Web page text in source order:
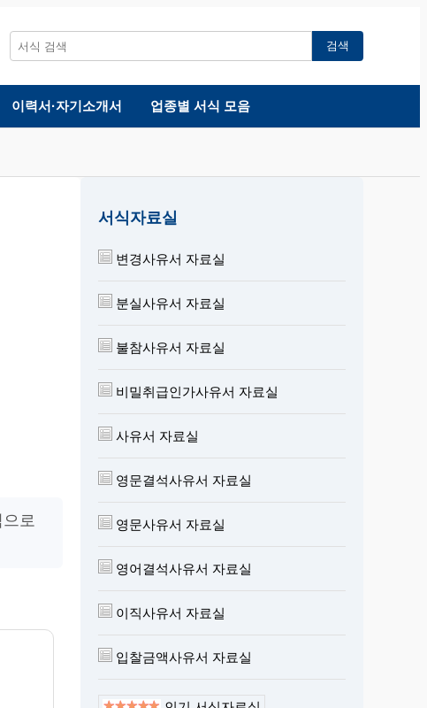
검색
이력서·자기소개서 업종별 서식 모음
로
서식자료실
변경사유서 자료실
분실사유서 자료실
불참사유서 자료실
비밀취급인가사유서 자료실
사유서 자료실
영문결석사유서 자료실
영문사유서 자료실
영어결석사유서 자료실
이직사유서 자료실
입찰금액사유서 자료실